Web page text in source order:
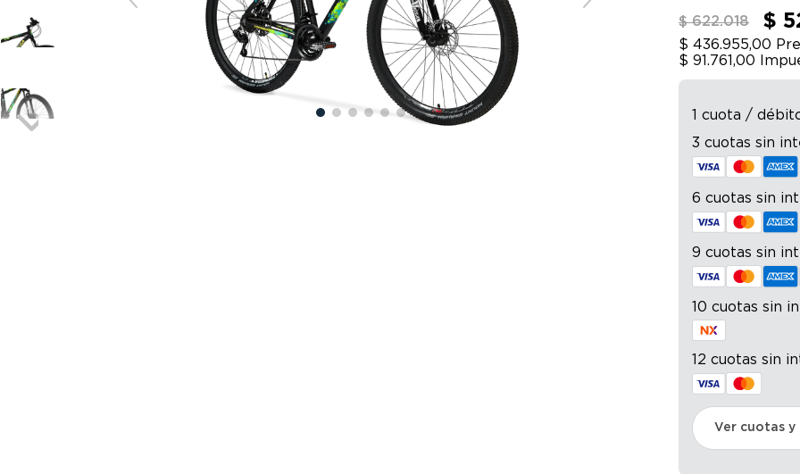
$ 622.018 $
$ 436.955,00
$ 91.761,00
1 cuota /
3 cuotas sin
6 cuotas sin
9 cuotas sin
10 cuotas sin
12 cuotas sin
Ver cuotas